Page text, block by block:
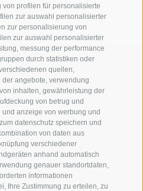
profilen für personalisierte
zur auswahl personalisierter
zur personalisierung von
zur auswahl personalisierter
messung der performance
durch statistiken oder
quellen,
angebote, verwendung
inhalten, gewährleistung der
von betrug und
anzeige von werbung und
datenschutz speichern und
von daten aus
verschiedener
anhand automatisch
genauer standortdaten,
informationen
Ihre Zustimmung zu erteilen, zu
Sie uns